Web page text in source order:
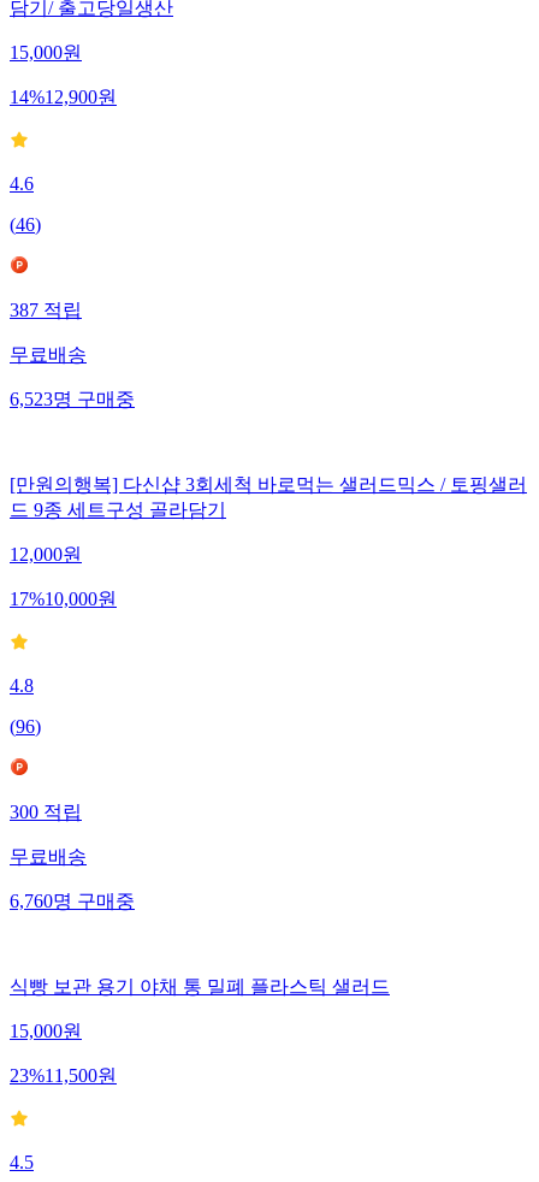
담기/ 출고당일생산
15,000원
14%12,900원
4.6
(46)
387적립
무료배송
6,523명구매중
[만원의행복] 다신샵 3회세척 바로먹는 샐러드믹스 / 토핑샐러
드 9종 세트구성 골라담기
12,000원
17%10,000원
4.8
(96)
300적립
무료배송
6,760명구매중
식빵 보관 용기 야채 통 밀폐 플라스틱 샐러드
15,000원
23%11,500원
4.5